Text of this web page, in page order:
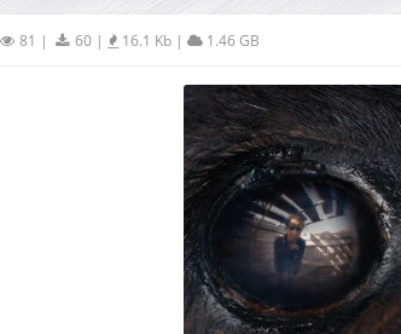
81 | 60| 16.1 Kb| 1.46 GB